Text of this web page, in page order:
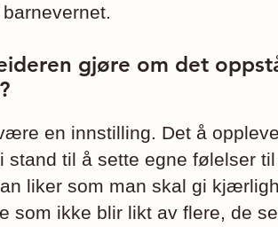
gjøre om det
en innstilling. Det å
stand til å sette egne følelser
liker som man skal gi
som ikke blir likt av flere, de